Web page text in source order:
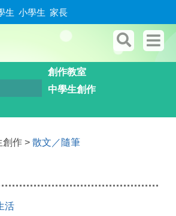
生 小學生 家長
創作教室
中學生創作
創作 > 散文／隨筆
活